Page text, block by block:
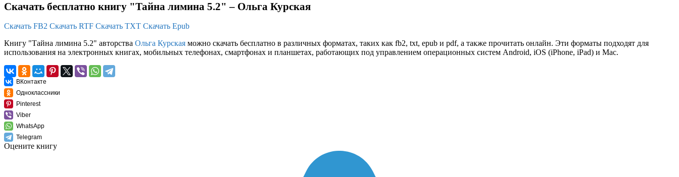
Скачать бесплатно книгу "Тайна лимина 5.2" – Ольга Курская
Скачать FB2 Скачать RTF Скачать TXT Скачать Epub
Книгу "Тайна лимина 5.2" авторства Ольга Курская можно скачать бесплатно в различных форматах, таких как fb2, txt, epub и pdf, а также прочитать онлайн. Эти форматы подходят для
использования на электронных книгах, мобильных телефонах, смартфонах и планшетах, работающих под управлением операционных систем Android, iOS (iPhone, iPad) и Mac.
ВКонтакте
Одноклассники
Pinterest
Viber
WhatsApp
Telegram
Оцените книгу